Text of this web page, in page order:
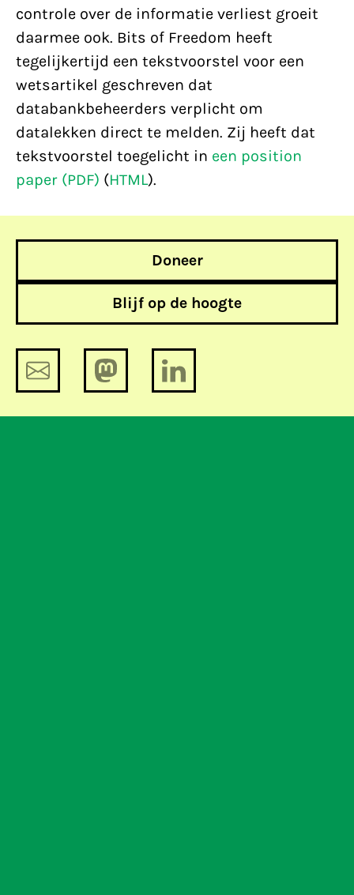
controle over de informatie verliest groeit
daarmee ook. Bits of Freedom heeft
tegelijkertijd een tekstvoorstel voor een
wetsartikel geschreven dat
databankbeheerders verplicht om
datalekken direct te melden. Zij heeft dat
tekstvoorstel toegelicht in een position
paper (PDF) (HTML).
Doneer
Blijf op de hoogte